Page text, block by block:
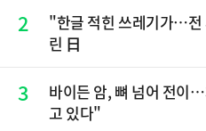
2
"한글 적힌 쓰레기가…전
린 日
3
바이든 암, 뼈 넘어 전이
고 있다"